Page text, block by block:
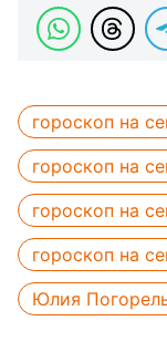
гороскоп на
гороскоп на
гороскоп на
гороскоп на
Юлия